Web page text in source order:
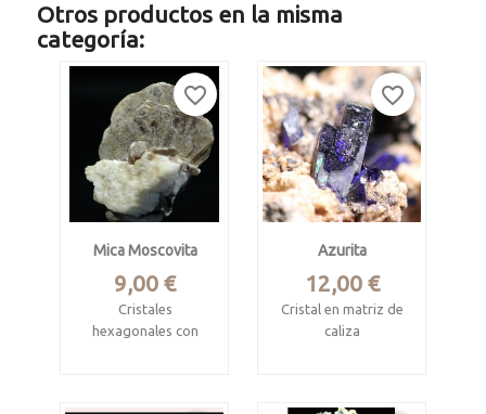
Otros productos en la misma
categoría:
Mica Moscovita
Precio
9,00 €
Cristales
hexagonales con
favorite_border
Azurita
Precio
12,00 €
Cristal en matriz de
caliza
favorite_border